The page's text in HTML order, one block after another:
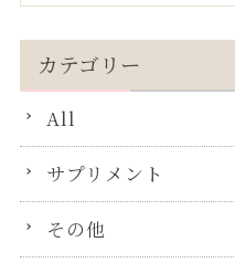
カテゴリー
All
サプリメント
その他